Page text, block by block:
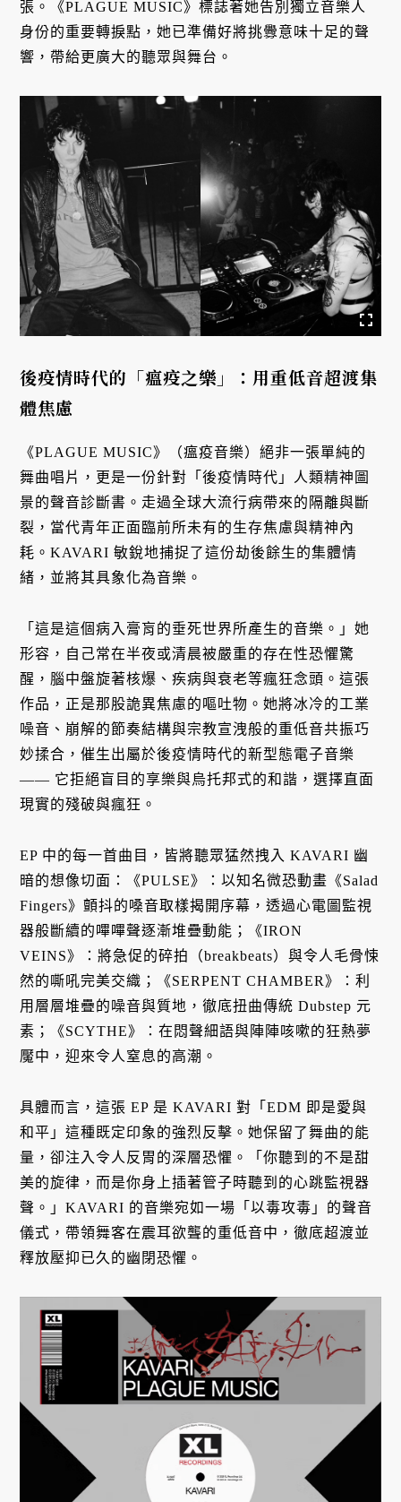
張。《PLAGUE MUSIC》標誌著她告別獨立音樂人
身份的重要轉捩點，她已準備好將挑釁意味十足的聲
響，帶給更廣大的聽眾與舞台。
後疫情時代的「瘟疫之樂」：用重低音超渡集
體焦慮
《PLAGUE MUSIC》（瘟疫音樂）絕非一張單純的
舞曲唱片，更是一份針對「後疫情時代」人類精神圖
景的聲音診斷書。走過全球大流行病帶來的隔離與斷
裂，當代青年正面臨前所未有的生存焦慮與精神內
耗。KAVARI 敏銳地捕捉了這份劫後餘生的集體情
緒，並將其具象化為音樂。
「這是這個病入膏肓的垂死世界所產生的音樂。」她
形容，自己常在半夜或清晨被嚴重的存在性恐懼驚
醒，腦中盤旋著核爆、疾病與衰老等瘋狂念頭。這張
作品，正是那股詭異焦慮的嘔吐物。她將冰冷的工業
噪音、崩解的節奏結構與宗教宣洩般的重低音共振巧
妙揉合，催生出屬於後疫情時代的新型態電子音樂
—— 它拒絕盲目的享樂與烏托邦式的和諧，選擇直面
現實的殘破與瘋狂。
EP 中的每一首曲目，皆將聽眾猛然拽入 KAVARI 幽
暗的想像切面：《PULSE》：以知名微恐動畫《Salad
Fingers》顫抖的嗓音取樣揭開序幕，透過心電圖監視
器般斷續的嗶嗶聲逐漸堆疊動能；《IRON
VEINS》：將急促的碎拍（breakbeats）與令人毛骨悚
然的嘶吼完美交織；《SERPENT CHAMBER》：利
用層層堆疊的噪音與質地，徹底扭曲傳統 Dubstep 元
素；《SCYTHE》：在悶聲細語與陣陣咳嗽的狂熱夢
魘中，迎來令人窒息的高潮。
具體而言，這張 EP 是 KAVARI 對「EDM 即是愛與
和平」這種既定印象的強烈反擊。她保留了舞曲的能
量，卻注入令人反胃的深層恐懼。「你聽到的不是甜
美的旋律，而是你身上插著管子時聽到的心跳監視器
聲。」KAVARI 的音樂宛如一場「以毒攻毒」的聲音
儀式，帶領舞客在震耳欲聾的重低音中，徹底超渡並
釋放壓抑已久的幽閉恐懼。